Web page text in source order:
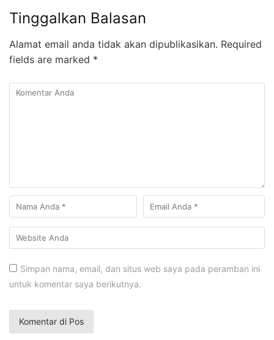
Tinggalkan Balasan
Alamat email anda tidak akan dipublikasikan. Required
fields are marked *
Simpan nama, email, dan situs web saya pada peramban ini
untuk komentar saya berikutnya.